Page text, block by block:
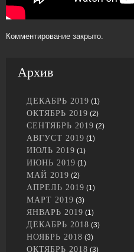
Комментирование закрыто.
Архив
ДЕКАБРЬ 2019 (1)
ОКТЯБРЬ 2019 (2)
СЕНТЯБРЬ 2019 (2)
АВГУСТ 2019 (1)
ИЮЛЬ 2019 (1)
ИЮНЬ 2019 (1)
МАЙ 2019 (2)
АПРЕЛЬ 2019 (1)
МАРТ 2019 (3)
ЯНВАРЬ 2019 (1)
ДЕКАБРЬ 2018 (3)
НОЯБРЬ 2018 (3)
ОКТЯБРЬ 2018 (3)